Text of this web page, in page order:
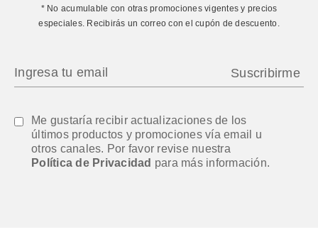
* No acumulable con otras promociones vigentes y precios
especiales. Recibirás un correo con el cupón de descuento.
Me gustaría recibir actualizaciones de los
últimos productos y promociones vía email u
otros canales. Por favor revise nuestra
Política de Privacidad para más información.